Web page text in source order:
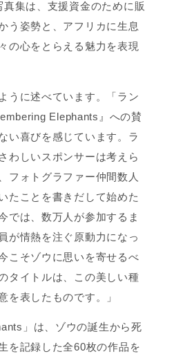
集は、支援資金のために販
う姿勢と、アフリカに生息
の心をとらえる魅力を表現
うに述べています。「ラン
Elephants』への賛
い喜びを感じています。ラ
わしいスポンサーは考えら
フォトグラファー仲間数人
たことを書きだして始めた
では、数万人が参加するま
が情熱を注ぐ原動力になっ
こそゾウに思いを寄せるべ
タイトルは、この美しい種
を表したものです。」
」は、ゾウの誕生から死
を記録した全60枚の作品を